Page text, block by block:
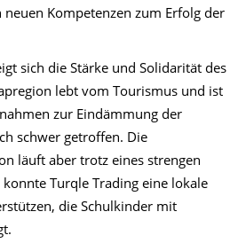
Kompetenzen zum Erfolg der
sich die Stärke und Solidarität des
lebt vom Tourismus und ist
zur Eindämmung der
schwer getroffen. Die
läuft aber trotz eines strengen
Turqle Trading eine lokale
die Schulkinder mit